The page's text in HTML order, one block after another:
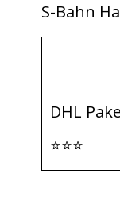
S-Bahn
DHL
⭐⭐⭐